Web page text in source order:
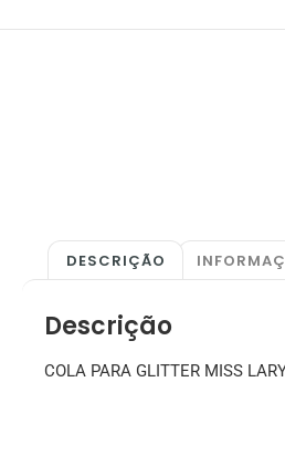
DESCRIÇÃO
Descrição
COLA PARA GLITTER MISS